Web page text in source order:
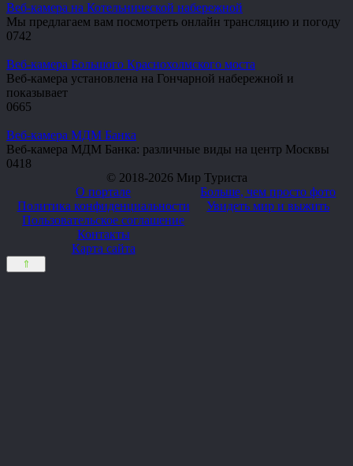
Веб-камера на Котельнической набережной
Мы предлагаем вам посмотреть онлайн трансляцию и погоду
0742
Веб-камера Большого Краснохолмского моста
Веб-камера установлена на Гончарной набережной и
показывает
0665
Веб-камера МДМ Банка
Веб-камера МДМ Банка: различные виды на центр Москвы
0418
© 2018-2026 Мир Туриста
О портале
Политика конфиденциальности
Пользовательское соглашение
Контакты
Карта сайта
Больше, чем просто фото
Увидеть мир и выжить